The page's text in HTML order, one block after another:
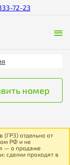
72-23
номер
(ГРЗ) отдельно от
РФ и не
— о продаже
сделки проходят в